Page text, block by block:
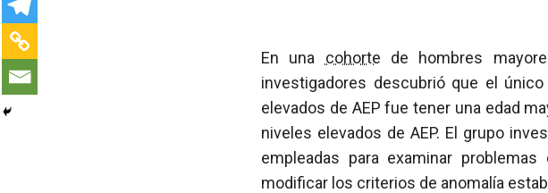
En una cohorte de hombres
investigadores descubrió que el
elevados de AEP fue tener una edad
niveles elevados de AEP. El grupo
empleadas para examinar
modificar los criterios de anomalía